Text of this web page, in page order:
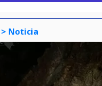
> Noticia